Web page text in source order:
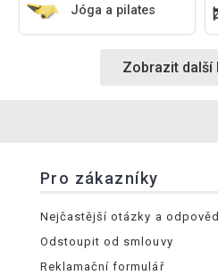
Jóga a pilates
Zobrazit další
Pro zákazníky
Nejčastější otázky a
Odstoupit od smlouvy
Reklamační formulář